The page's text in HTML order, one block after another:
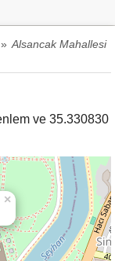
» Alsancak Mahallesi
ve 35.330830
×